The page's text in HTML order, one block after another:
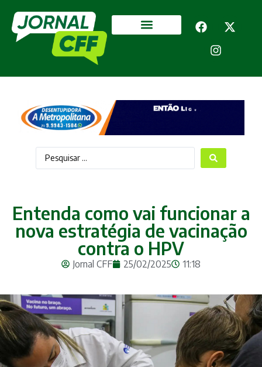
Entenda como vai funcionar a
nova estratégia de vacinação
contra o HPV
Jornal CFF 25/02/2025 11:18